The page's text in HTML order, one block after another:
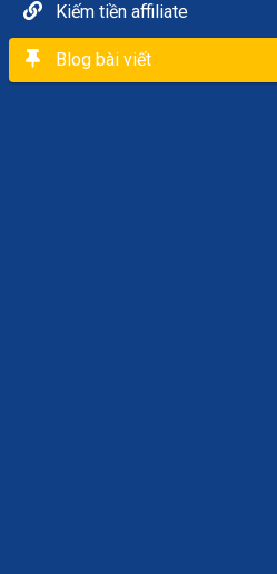
Kiếm tiền affiliate
Blog bài viết